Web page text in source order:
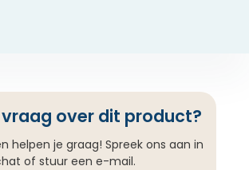
vraag over dit product?
helpen je graag! Spreek ons aan in
of stuur een e-mail.